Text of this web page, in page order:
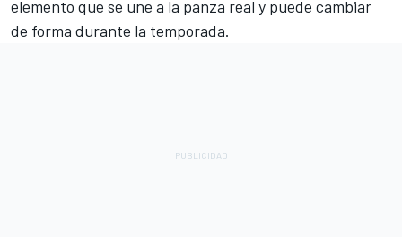
elemento que se une a la panza real y puede cambiar
de forma durante la temporada.